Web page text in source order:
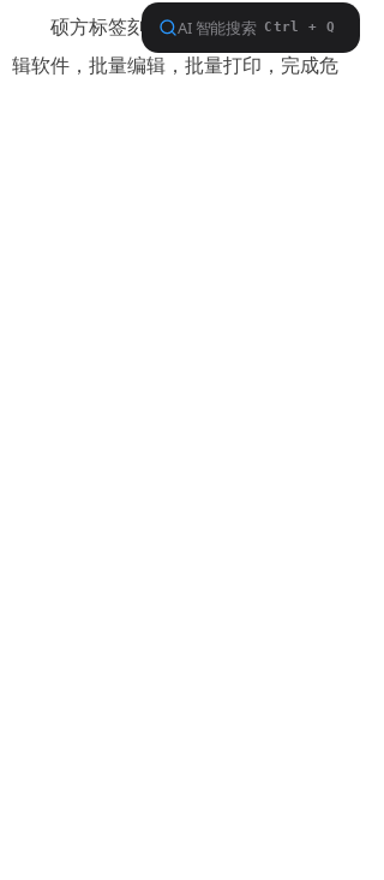
硕方标签刻印一体机LCP8160配备编
辑软件，批量编辑，批量打印，完成危